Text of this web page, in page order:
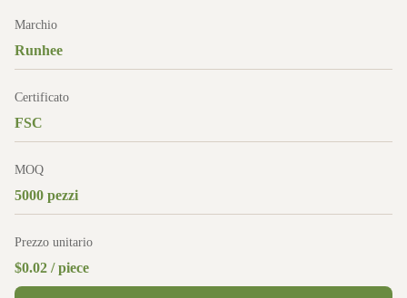
Marchio
Runhee
Certificato
FSC
MOQ
5000 pezzi
Prezzo unitario
$0.02 / piece